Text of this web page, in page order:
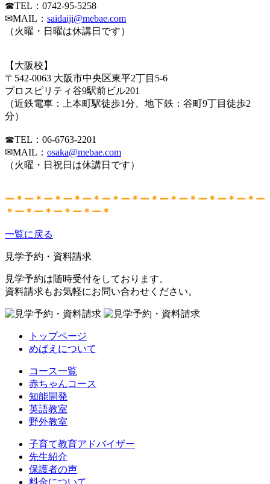
☎TEL：0742-95-5258
✉MAIL： saidaiji@mebae.com
（火曜・日曜は休講日です）
【大阪校】
〒542-0063 大阪市中央区東平2丁目5-6
プロスピリティ谷9駅前ビル201
（近鉄電車：上本町駅徒歩1分、地下鉄：谷町9丁目徒歩2
分）
☎TEL：06-6763-2201
✉MAIL： osaka@mebae.com
（火曜・日祝日は休講日です）
ー＊ー＊ー＊ー＊ー＊ー＊ー＊ー＊ー＊ー＊ー＊ー＊ー＊ー
＊ー＊ー＊ー＊ー＊ー＊
一覧に戻る
見学予約・資料請求
見学予約は随時受付をしております。
資料請求もお気軽にお問い合わせください。
トップページ
めばえについて
コース一覧
赤ちゃんコース
知能開発
英語教室
野外教室
子育て教育アドバイザー
先生紹介
保護者の声